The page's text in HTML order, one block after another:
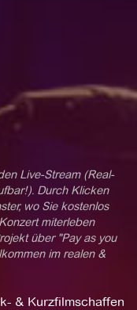
Live-Stream (Real-
Durch Klicken
wo Sie kostenlos
miterleben
über "Pay as you
im realen &
& Kurzfilmschaffen